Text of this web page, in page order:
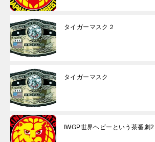
タイガーマスク２
タイガーマスク
IWGP世界ヘビーという茶番劇2